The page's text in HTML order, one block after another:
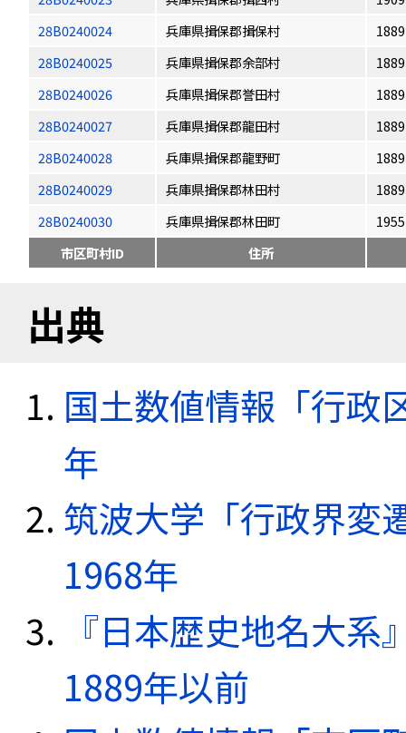
28B0240024
兵庫県揖保郡揖保村
28B0240025
兵庫県揖保郡余部村
28B0240026
兵庫県揖保郡誉田村
28B0240027
兵庫県揖保郡龍田村
28B0240028
兵庫県揖保郡龍野町
28B0240029
兵庫県揖保郡林田村
28B0240030
兵庫県揖保郡林田町
市区町村ID
住所
出典
国土数値情報「行政
年
筑波大学「行政界変
1968年
『日本歴史地名大
1889年以前